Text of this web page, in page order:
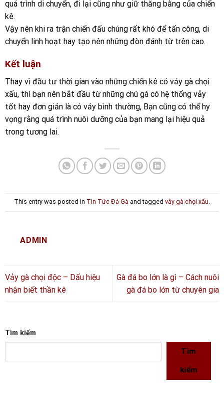
quá trình di chuyển, đi lại cũng như giữ thăng bằng của chiến
kê.
Vậy nên khi ra trận chiến đấu chúng rất khó để tấn công, di
chuyển linh hoạt hay tạo nên những đòn đánh từ trên cao.
Kết luận
Thay vì đầu tư thời gian vào những chiến kê có vảy gà chọi
xấu, thì bạn nên bắt đầu từ những chú gà có hệ thống vảy
tốt hay đơn giản là có vảy bình thường, Bạn cũng có thể hy
vọng rằng quá trình nuôi dưỡng của bạn mang lại hiệu quả
trong tương lai.
This entry was posted in Tin Tức Đá Gà and tagged vảy gà chọi xấu.
ADMIN
Vảy gà chọi độc – Dấu hiệu
nhận biết thần kê
Gà đá bo lớn là gì – Cách nuôi
gà đá bo lớn từ chuyên gia
Tìm kiếm
Tìm
kiếm